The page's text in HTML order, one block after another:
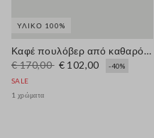
ΥΛΙΚΌ 100%
Καφέ πουλόβερ από καθαρό βαμβάκι σε κανονική γραμμή
€ 170,00 € 102,00
-40%
SALE
1 χρώματα